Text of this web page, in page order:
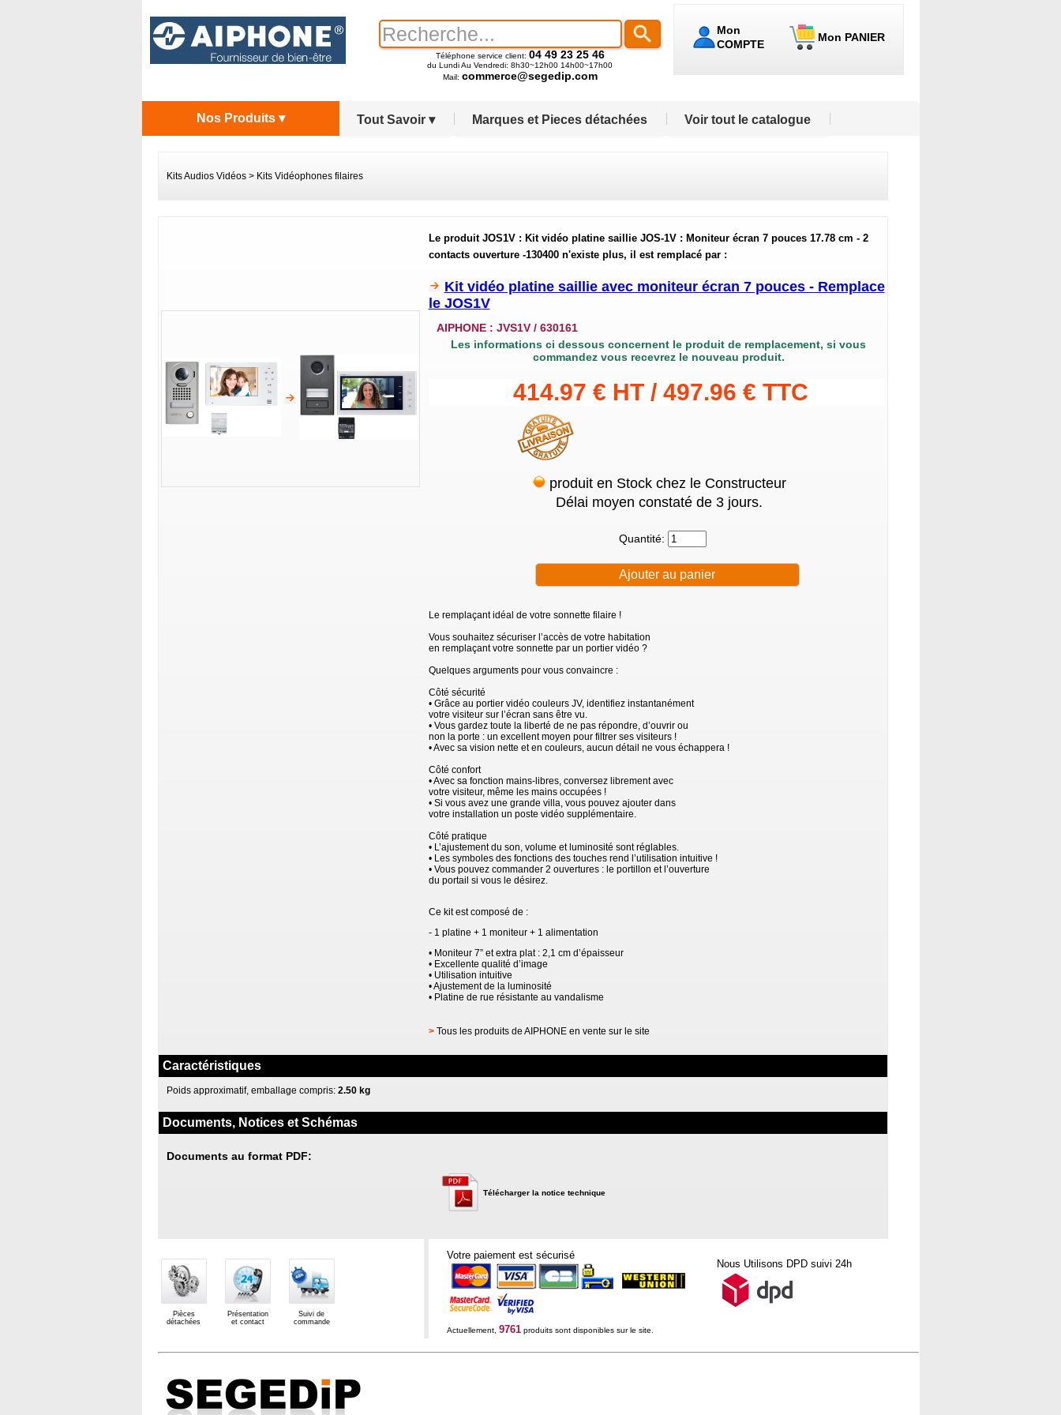
Mon
COMPTE
Mon PANIER
Téléphone service client: 04 49 23 25 46
du Lundi Au Vendredi: 8h30~12h00 14h00~17h00
Mail: commerce@segedip.com
Tout Savoir ▾ Marques et Pieces détachées Voir tout le catalogue
Nos Produits ▾
Kits Audios Vidéos> Kits Vidéophones filaires
Le produit JOS1V : Kit vidéo platine saillie JOS-1V : Moniteur écran 7 pouces 17.78 cm - 2
contacts ouverture -130400 n'existe plus, il est remplacé par :
Kit vidéo platine saillie avec moniteur écran 7 pouces - Remplace
le JOS1V
AIPHONE : JVS1V / 630161
Les informations ci dessous concernent le produit de remplacement, si vous
commandez vous recevrez le nouveau produit.
414.97 € HT / 497.96 € TTC
produit en Stock chez le Constructeur
Délai moyen constaté de 3 jours.
Quantité:
Le remplaçant idéal de votre sonnette filaire !
Vous souhaitez sécuriser l’accès de votre habitation
en remplaçant votre sonnette par un portier vidéo ?
Quelques arguments pour vous convaincre :
Côté sécurité
• Grâce au portier vidéo couleurs JV, identifiez instantanément
votre visiteur sur l’écran sans être vu.
• Vous gardez toute la liberté de ne pas répondre, d’ouvrir ou
non la porte : un excellent moyen pour filtrer ses visiteurs !
• Avec sa vision nette et en couleurs, aucun détail ne vous échappera !
Côté confort
• Avec sa fonction mains-libres, conversez librement avec
votre visiteur, même les mains occupées !
• Si vous avez une grande villa, vous pouvez ajouter dans
votre installation un poste vidéo supplémentaire.
Côté pratique
• L’ajustement du son, volume et luminosité sont réglables.
• Les symboles des fonctions des touches rend l’utilisation intuitive !
• Vous pouvez commander 2 ouvertures : le portillon et l’ouverture
du portail si vous le désirez.
Ce kit est composé de :
- 1 platine + 1 moniteur + 1 alimentation
• Moniteur 7” et extra plat : 2,1 cm d’épaisseur
• Excellente qualité d’image
• Utilisation intuitive
• Ajustement de la luminosité
• Platine de rue résistante au vandalisme
> Tous les produits de AIPHONE en vente sur le site
Caractéristiques
Poids approximatif, emballage compris:2.50 kg
Documents, Notices et Schémas
Documents au format PDF:
Télécharger la notice technique
Pièces
détachées
Présentation
et contact
Suivi de
commande
Votre paiement est sécurisé
Nous Utilisons DPD suivi 24h
Actuellement, 9761produits sont disponibles sur le site.